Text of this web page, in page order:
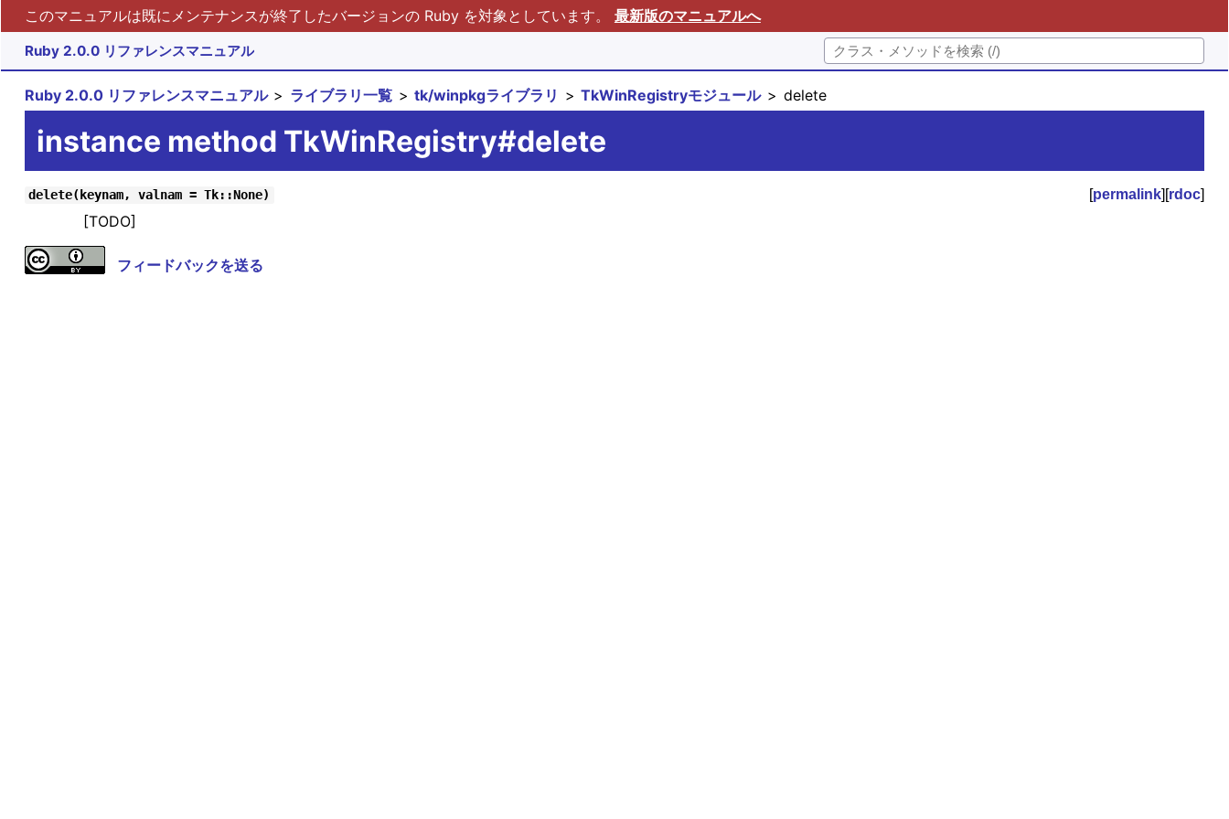
このマニュアルは既にメンテナンスが終了したバージョンの Ruby を対象としています。 最新版のマニュアルへ
Ruby 2.0.0 リファレンスマニュアル
Ruby 2.0.0 リファレンスマニュアル ライブラリ一覧 tk/winpkgライブラリ TkWinRegistryモジュール delete
instance method TkWinRegistry#delete
delete(keynam, valnam = Tk::None) [permalink][rdoc]
[TODO]
フィードバックを送る